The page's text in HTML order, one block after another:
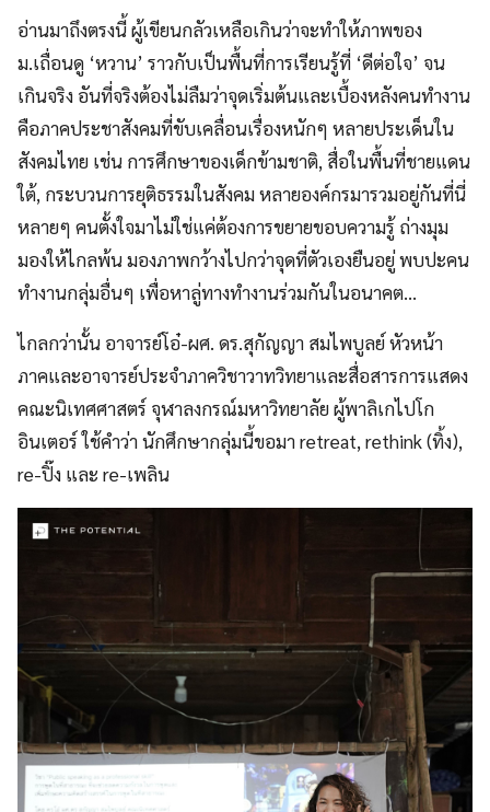
อ่านมาถึงตรงนี้ ผู้เขียนกลัวเหลือเกินว่าจะทำให้ภาพของ
ม.เถื่อนดู ‘หวาน’ ราวกับเป็นพื้นที่การเรียนรู้ที่ ‘ดีต่อใจ’ จน
เกินจริง อันที่จริงต้องไม่ลืมว่าจุดเริ่มต้นและเบื้องหลังคนทำงาน
คือภาคประชาสังคมที่ขับเคลื่อนเรื่องหนักๆ หลายประเด็นใน
สังคมไทย เช่น การศึกษาของเด็กข้ามชาติ, สื่อในพื้นที่ชายแดน
ใต้, กระบวนการยุติธรรมในสังคม หลายองค์กรมารวมอยู่กันที่นี่
หลายๆ คนตั้งใจมาไม่ใช่แค่ต้องการขยายขอบความรู้ ถ่างมุม
มองให้ไกลพ้น มองภาพกว้างไปกว่าจุดที่ตัวเองยืนอยู่ พบปะคน
ทำงานกลุ่มอื่นๆ เพื่อหาลู่ทางทำงานร่วมกันในอนาคต…
ไกลกว่านั้น อาจารย์โอ๋-ผศ. ดร.สุกัญญา สมไพบูลย์ หัวหน้า
ภาคและอาจารย์ประจำภาควิชาวาทวิทยาและสื่อสารการแสดง
คณะนิเทศศาสตร์ จุฬาลงกรณ์มหาวิทยาลัย ผู้พาลิเกไปโก
อินเตอร์ ใช้คำว่า นักศึกษากลุ่มนี้ขอมา retreat, rethink (ทิ้ง),
re-ปิ๊ง และ re-เพลิน